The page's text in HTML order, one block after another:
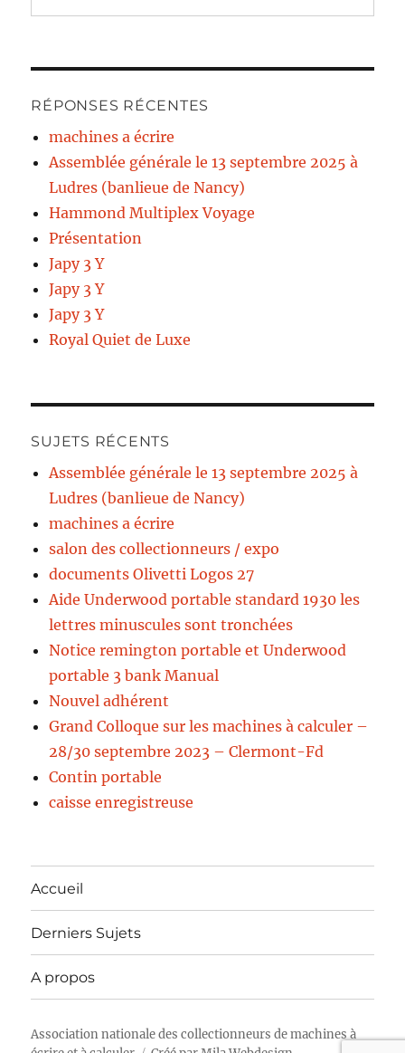
RÉPONSES RÉCENTES
machines a écrire
Assemblée générale le 13 septembre 2025 à
Ludres (banlieue de Nancy)
Hammond Multiplex Voyage
Présentation
Japy 3 Y
Japy 3 Y
Japy 3 Y
Royal Quiet de Luxe
SUJETS RÉCENTS
Assemblée générale le 13 septembre 2025 à
Ludres (banlieue de Nancy)
machines a écrire
salon des collectionneurs / expo
documents Olivetti Logos 27
Aide Underwood portable standard 1930 les
lettres minuscules sont tronchées
Notice remington portable et Underwood
portable 3 bank Manual
Nouvel adhérent
Grand Colloque sur les machines à calculer –
28/30 septembre 2023 – Clermont-Fd
Contin portable
caisse enregistreuse
Accueil
Derniers Sujets
A propos
Association nationale des collectionneurs de machines à